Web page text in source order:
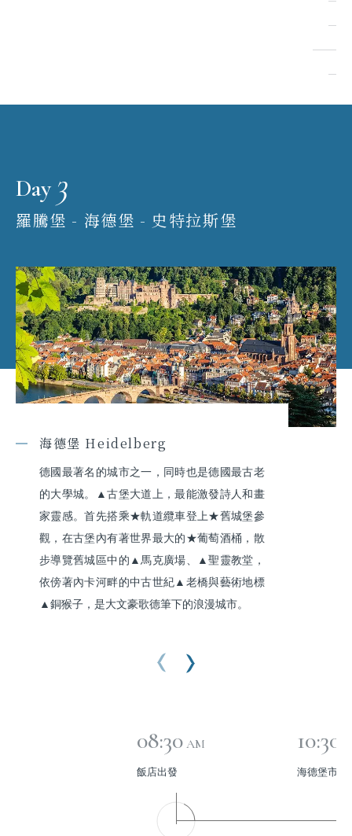
Day 3
羅騰堡 - 海德堡 - 史特拉斯堡
海德堡 Heidelberg
德國最著名的城市之一，同時也是德國最古老
的大學城。▲古堡大道上，最能激發詩人和畫
家靈感。首先搭乘★軌道纜車登上★舊城堡參
觀，在古堡內有著世界最大的★葡萄酒桶，散
步導覽舊城區中的▲馬克廣場、▲聖靈教堂，
依傍著內卡河畔的中古世紀▲老橋與藝術地標
▲銅猴子，是大文豪歌德筆下的浪漫城市。
08:30 AM
飯店出發
10:30
海德堡市區